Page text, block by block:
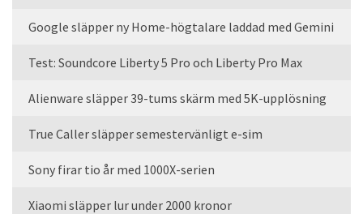
Google släpper ny Home-högtalare laddad med Gemini
Test: Soundcore Liberty 5 Pro och Liberty Pro Max
Alienware släpper 39-tums skärm med 5K-upplösning
True Caller släpper semestervänligt e-sim
Sony firar tio år med 1000X-serien
Xiaomi släpper lur under 2000 kronor